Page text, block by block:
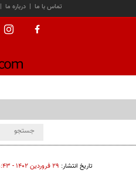
| درباره ما | تماس با ما
تاریخ انتشار: ۲۹ فروردين ۱۴۰۲ - ۱۱:۴۳